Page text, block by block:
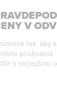
V
tak, aby
používania.
s najlepšími